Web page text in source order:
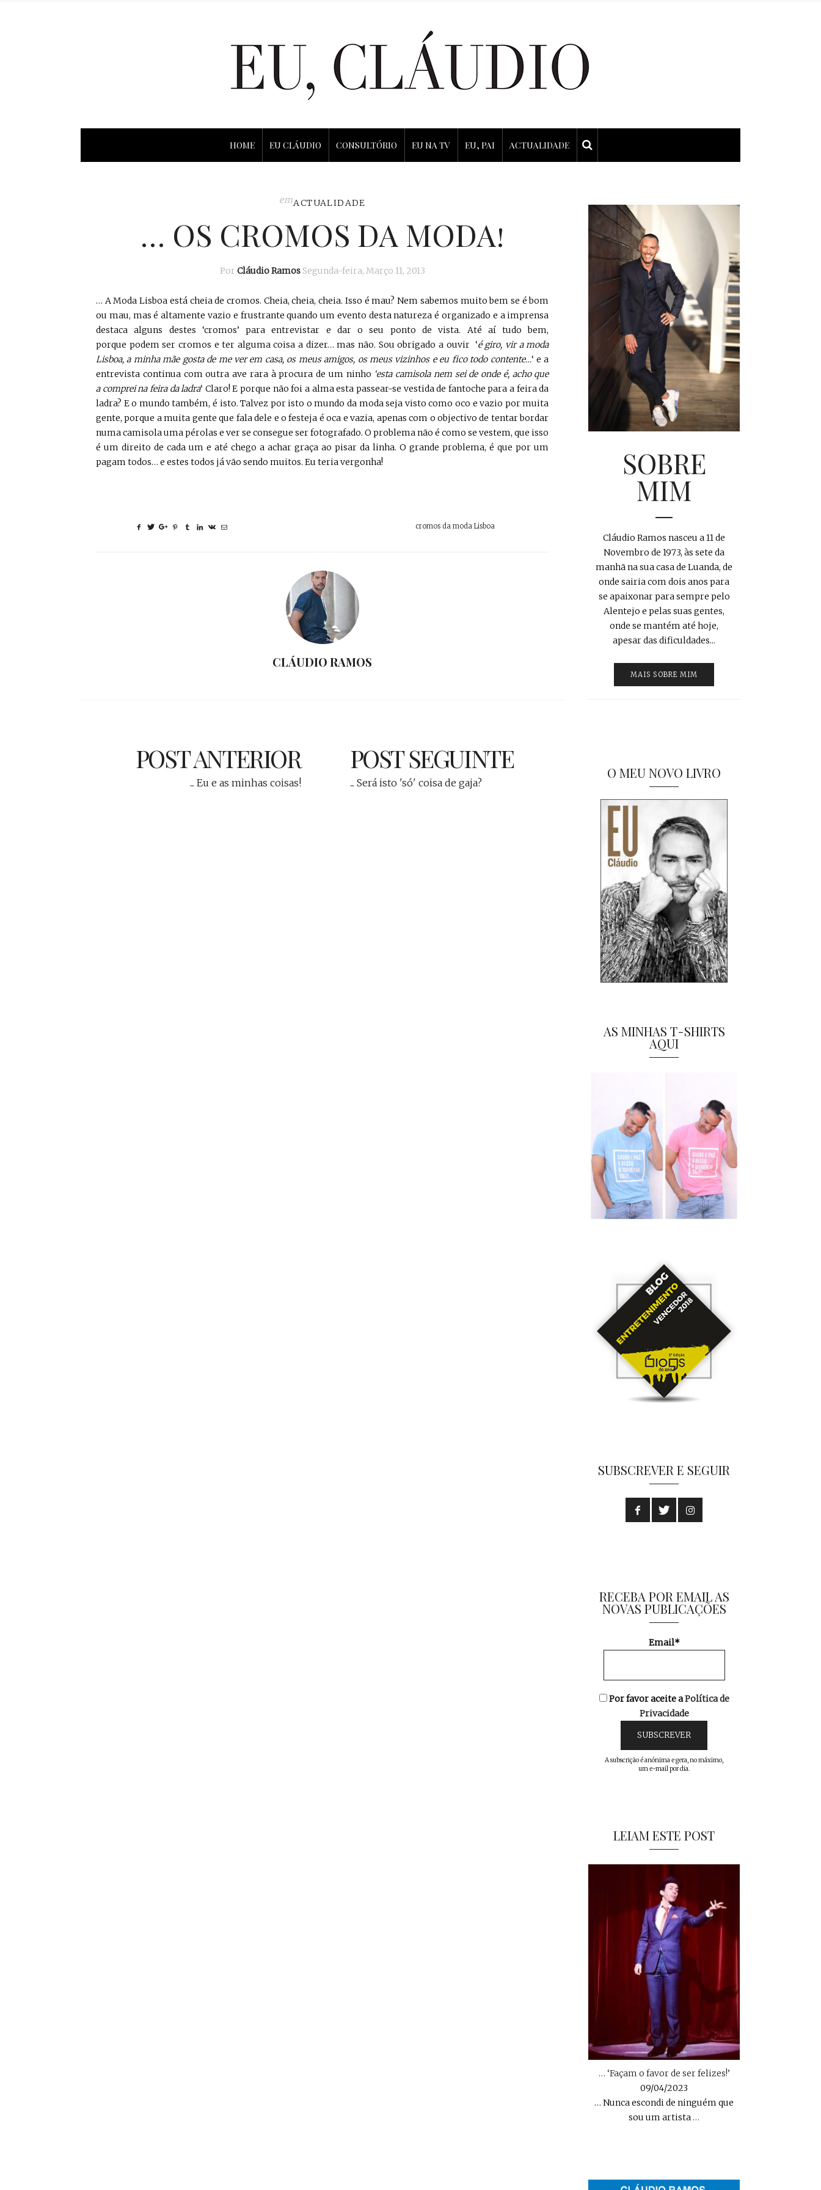
HOME EU CLÁUDIO CONSULTÓRIO EU NA TV EU, PAI ACTUALIDADE
emACTUALIDADE
… OS CROMOS DA MODA!
Por Cláudio Ramos Segunda-feira, Março 11, 2013
… A Moda Lisboa está cheia de cromos. Cheia, cheia, cheia. Isso é mau? Nem sabemos muito bem se é bom
ou mau, mas é altamente vazio e frustrante quando um evento desta natureza é organizado e a imprensa
destaca alguns destes ‘cromos’ para entrevistar e dar o seu ponto de vista. Até aí tudo bem,
porque podem ser cromos e ter alguma coisa a dizer… mas não. Sou obrigado a ouvir ‘é giro, vir a moda
Lisboa, a minha mãe gosta de me ver em casa, os meus amigos, os meus vizinhos e eu fico todo contente…‘ e a
entrevista continua com outra ave rara à procura de um ninho ‘esta camisola nem sei de onde é, acho que
a comprei na feira da ladra‘ Claro! E porque não foi a alma esta passear-se vestida de fantoche para a feira da
ladra? E o mundo também, é isto. Talvez por isto o mundo da moda seja visto como oco e vazio por muita
gente, porque a muita gente que fala dele e o festeja é oca e vazia, apenas com o objectivo de tentar bordar
numa camisola uma pérolas e ver se consegue ser fotografado. O problema não é como se vestem, que isso
é um direito de cada um e até chego a achar graça ao pisar da linha. O grande problema, é que por um
pagam todos… e estes todos já vão sendo muitos. Eu teria vergonha!
cromos da moda Lisboa
CLÁUDIO RAMOS
POST ANTERIOR
... Eu e as minhas coisas!
POST SEGUINTE
... Será isto 'só' coisa de gaja?
SOBRE
MIM
Cláudio Ramos nasceu a 11 de
Novembro de 1973, às sete da
manhã na sua casa de Luanda, de
onde sairia com dois anos para
se apaixonar para sempre pelo
Alentejo e pelas suas gentes,
onde se mantém até hoje,
apesar das dificuldades...
MAIS SOBRE MIM
O MEU NOVO LIVRO
AS MINHAS T-SHIRTS
AQUI
SUBSCREVER E SEGUIR
RECEBA POR EMAIL AS
NOVAS PUBLICAÇÕES
Email*
Por favor aceite aPolítica de
Privacidade
A subscrição é anónima e gera, no máximo,
um e-mail por dia.
LEIAM ESTE POST
… ‘Façam o favor de ser felizes!’
09/04/2023
… Nunca escondi de ninguém que
sou um artista…